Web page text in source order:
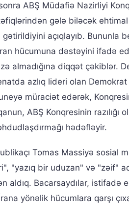
ABŞ Müdafiə Nazirliyi
gələ biləcək
açıqlayıb. Bununla
hücumuna dəstəyini ifadə
almadığına diqqət çəkiblər.
azlıq lideri olan
müraciət edərək,
ABŞ Konqresinin razılığı
hədəfləyir.
Tomas Massiyə sosial
"yazıq bir uduzan" və "zəif"
aldıq. Bacarsaydılar, istifadə
yönəlik hücumlara qarşı